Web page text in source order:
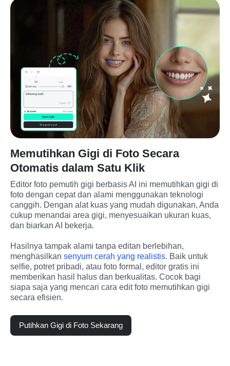
Memutihkan Gigi di Foto Secara
Otomatis dalam Satu Klik
Editor foto pemutih gigi berbasis AI ini memutihkan gigi di
foto dengan cepat dan alami menggunakan teknologi
canggih. Dengan alat kuas yang mudah digunakan, Anda
cukup menandai area gigi, menyesuaikan ukuran kuas,
dan biarkan AI bekerja.
Hasilnya tampak alami tanpa editan berlebihan,
menghasilkan senyum cerah yang realistis. Baik untuk
selfie, potret pribadi, atau foto formal, editor gratis ini
memberikan hasil halus dan berkualitas. Cocok bagi
siapa saja yang mencari cara edit foto memutihkan gigi
secara efisien.
Putihkan Gigi di Foto Sekarang